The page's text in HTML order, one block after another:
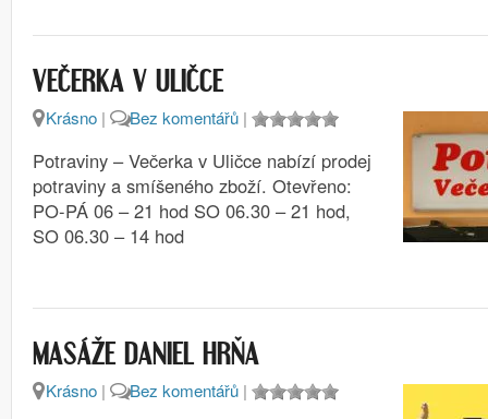
VEČERKA V ULIČCE
Krásno | Bez komentářů |
Potraviny – Večerka v Uličce nabízí prodej
potraviny a smíšeného zboží. Otevřeno:
PO-PÁ 06 – 21 hod SO 06.30 – 21 hod,
SO 06.30 – 14 hod
MASÁŽE DANIEL HRŇA
Krásno | Bez komentářů |